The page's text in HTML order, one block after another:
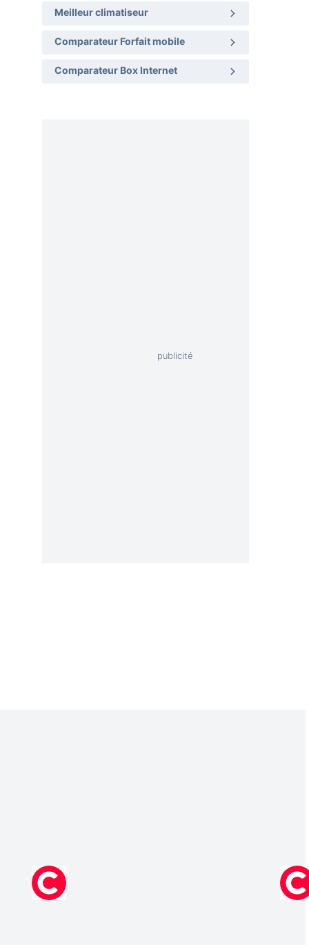
Meilleur climatiseur
Comparateur Forfait mobile
Comparateur Box Internet